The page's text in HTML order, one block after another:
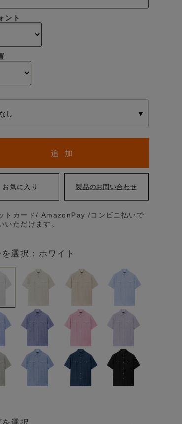
ント
なし ▼
を選択：ホワイト
追 加
トカード/ AmazonPay /コンビニ払いで
いただけます。